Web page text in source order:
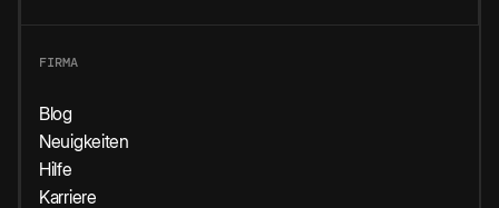
FIRMA
Blog
Neuigkeiten
Hilfe
Karriere